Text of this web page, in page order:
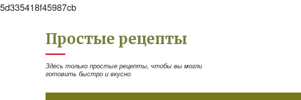
5d335418f45987cb
Простые рецепты
Здесь только простые рецепты, чтобы вы могли
готовить быстро и вкусно